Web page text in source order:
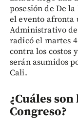
posesión de De
el evento afronta
Administrativo
radicó el martes
contra los costos
serán asumidos
Cali.
¿Cuáles
Congreso?